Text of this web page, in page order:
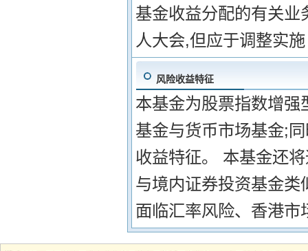
基金收益分配的有关
人大会,但应于调整实
风险收益特征
本基金为股票指数增
基金与货币市场基金;
收益特征。 本基金还
与境内证券投资基金
面临汇率风险、香港